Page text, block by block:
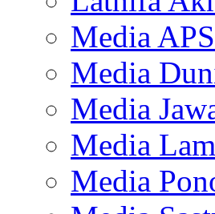
Media
Media
Media
Media
Media